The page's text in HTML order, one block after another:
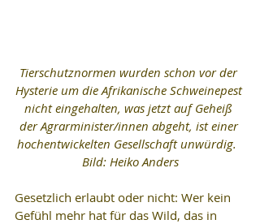
Tierschutznormen wurden schon vor der
Hysterie um die Afrikanische Schweinepest
nicht eingehalten, was jetzt auf Geheiß
der Agrarminister/innen abgeht, ist einer
hochentwickelten Gesellschaft unwürdig.
Bild: Heiko Anders
Gesetzlich erlaubt oder nicht: Wer kein
Gefühl mehr hat für das Wild, das in